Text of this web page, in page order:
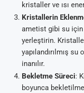
kristaller ve ısı
Kristallerin
ametist gibi su
yerleştirin.
yapılandırılmış
inanılır.
Bekletme Süreci:
boyunca